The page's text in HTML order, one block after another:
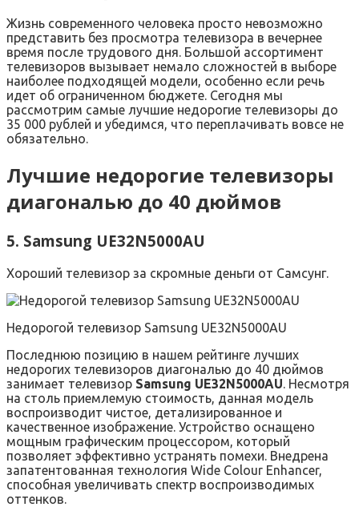
Жизнь современного человека просто невозможно
представить без просмотра телевизора в вечернее
время после трудового дня. Большой ассортимент
телевизоров вызывает немало сложностей в выборе
наиболее подходящей модели, особенно если речь
идет об ограниченном бюджете. Сегодня мы
рассмотрим самые лучшие недорогие телевизоры до
35 000 рублей и убедимся, что переплачивать вовсе не
обязательно.
Лучшие недорогие телевизоры
диагональю до 40 дюймов
5. Samsung UE32N5000AU
Хороший телевизор за скромные деньги от Самсунг.
Недорогой телевизор Samsung UE32N5000AU
Последнюю позицию в нашем рейтинге лучших
недорогих телевизоров диагональю до 40 дюймов
занимает телевизор Samsung UE32N5000AU. Несмотря
на столь приемлемую стоимость, данная модель
воспроизводит чистое, детализированное и
качественное изображение. Устройство оснащено
мощным графическим процессором, который
позволяет эффективно устранять помехи. Внедрена
запатентованная технология Wide Colour Enhancer,
способная увеличивать спектр воспроизводимых
оттенков.